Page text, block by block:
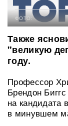
ФОТО:
Также
"великую
году.
Профессор
Брендон
на кандидата
в минувшем